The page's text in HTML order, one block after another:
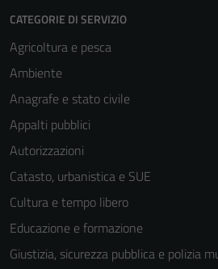
CATEGORIE DI SERVIZIO
Agricoltura e pesca
Ambiente
Anagrafe e stato civile
Appalti pubblici
Autorizzazioni
Catasto, urbanistica e SUE
Cultura e tempo libero
Educazione e formazione
Giustizia, sicurezza pubblica e polizia